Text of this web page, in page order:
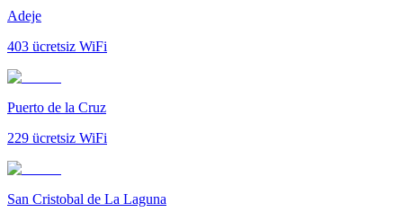
Adeje
403 ücretsiz WiFi
Puerto de la Cruz
229 ücretsiz WiFi
San Cristobal de La Laguna